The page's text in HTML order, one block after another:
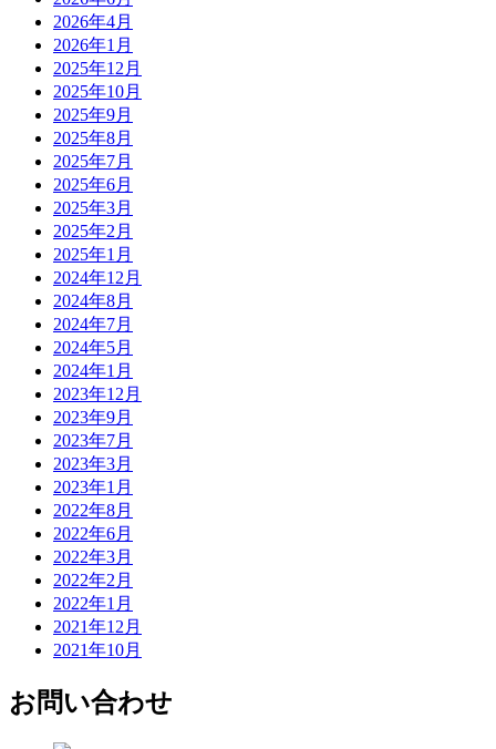
2026年4月
2026年1月
2025年12月
2025年10月
2025年9月
2025年8月
2025年7月
2025年6月
2025年3月
2025年2月
2025年1月
2024年12月
2024年8月
2024年7月
2024年5月
2024年1月
2023年12月
2023年9月
2023年7月
2023年3月
2023年1月
2022年8月
2022年6月
2022年3月
2022年2月
2022年1月
2021年12月
2021年10月
お問い合わせ